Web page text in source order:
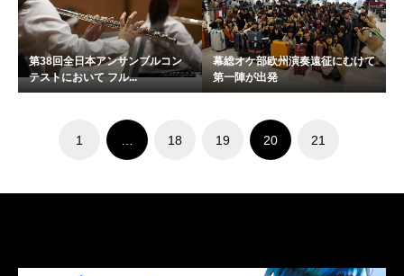
第38回全日本アンサンブルコン
テストにおいて フル...
幕総オケ部欧州演奏遠征にむけて
第一陣が出発
1 18 19 20 21